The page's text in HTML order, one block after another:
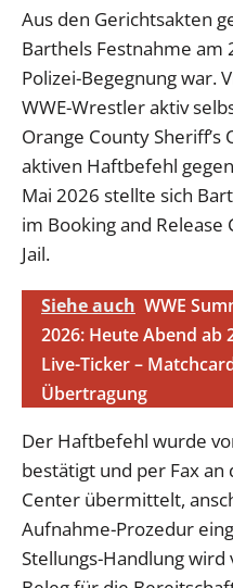
Aus den Gerichtsakten
Barthels Festnahme am
Polizei-Begegnung war.
WWE-Wrestler aktiv
Orange County
aktiven Haftbefehl
Mai 2026 stellte sich
im Booking and
Jail.
Siehe auch WWE
2026: Heute Abend ab
Live-Ticker –
Übertragung
Der Haftbefehl wurde
bestätigt und per Fax an
Center übermittelt,
Aufnahme-Prozedur
Stellungs-Handlung